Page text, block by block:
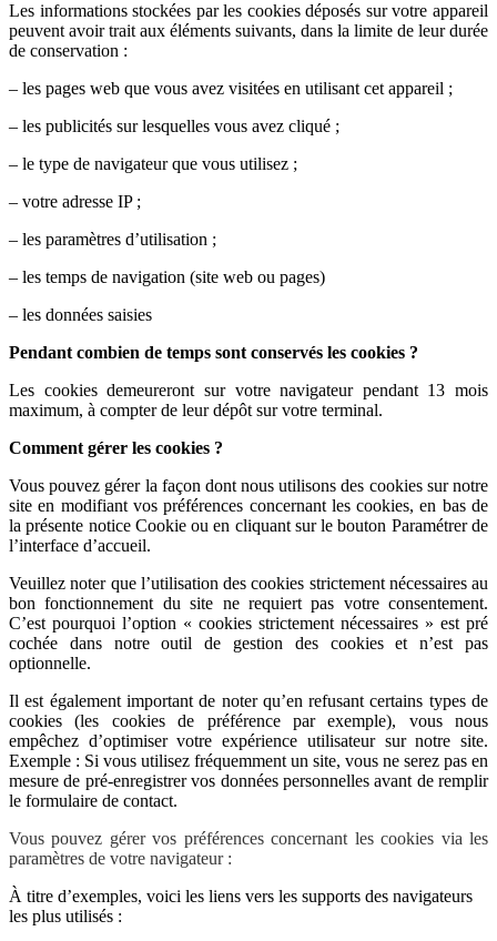
Les informations stockées par les cookies déposés sur votre appareil
peuvent avoir trait aux éléments suivants, dans la limite de leur durée
de conservation :
– les pages web que vous avez visitées en utilisant cet appareil ;
– les publicités sur lesquelles vous avez cliqué ;
– le type de navigateur que vous utilisez ;
– votre adresse IP ;
– les paramètres d’utilisation ;
– les temps de navigation (site web ou pages)
– les données saisies
Pendant combien de temps sont conservés les cookies ?
Les cookies demeureront sur votre navigateur pendant 13 mois
maximum, à compter de leur dépôt sur votre terminal.
Comment gérer les cookies ?
Vous pouvez gérer la façon dont nous utilisons des cookies sur notre
site en modifiant vos préférences concernant les cookies, en bas de
la présente notice Cookie ou en cliquant sur le bouton Paramétrer de
l’interface d’accueil.
Veuillez noter que l’utilisation des cookies strictement nécessaires au
bon fonctionnement du site ne requiert pas votre consentement.
C’est pourquoi l’option « cookies strictement nécessaires » est pré
cochée dansnotre outil de gestion des cookies et n’est pas
optionnelle.
Il est également important de noter qu’en refusant certains types de
cookies (les cookies de préférence par exemple), vous nous
empêchez d’optimiser votre expérience utilisateur sur notre site.
Exemple : Si vous utilisez fréquemment un site, vous ne serez pas en
mesure de pré-enregistrer vos données personnelles avant de remplir
le formulaire de contact.
Vous pouvez gérer vos préférences concernant les cookies via les
paramètres de votre navigateur :
À titre d’exemples, voici les liens vers les supports des navigateurs
les plus utilisés :